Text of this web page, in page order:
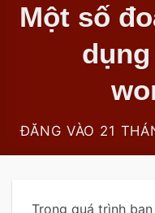
Một số
ĐĂNG VÀO 21
Trong quá trình